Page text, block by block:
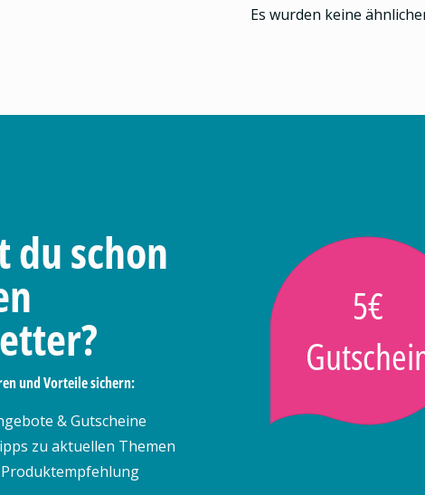
Es wurden keine
du schon
und Vorteile sichern:
& Gutscheine
zu aktuellen Themen
5€